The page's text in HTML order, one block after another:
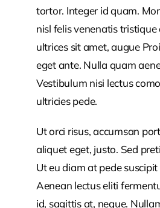
tortor. Integer id quam.
nisl felis venenatis tristique
ultrices sit amet, augue
eget ante. Nulla quam
Vestibulum nisi lectus
ultricies pede.
Ut orci risus, accumsan
aliquet eget, justo. Sed
Ut eu diam at pede suscipit
Aenean lectus eliti
id, sagittis at, neque.